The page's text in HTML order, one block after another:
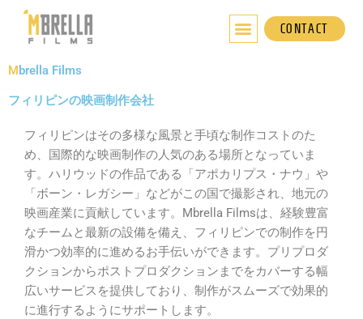
ス
ッ
CONTACT
Mbrella Films
フィリピンの映画制作会社
フィリピンはその多様な風景と手頃な制作コストのた
め、国際的な映画制作の人気のある場所となっていま
す。ハリウッドの作品である「アポカリプス・ナウ」や
「ボーン・レガシー」などがこの国で撮影され、地元の
映画産業に貢献しています。Mbrella Filmsは、経験豊富
なチームと最新の設備を備え、フィリピンでの制作を円
滑かつ効率的に進めるお手伝いができます。プリプロダ
クションからポストプロダクションまでをカバーする幅
広いサービスを提供しており、制作がスムーズで効果的
に進行するようにサポートします。